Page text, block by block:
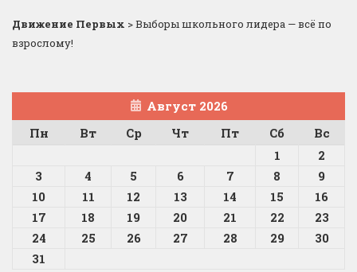
Движение Первых >Выборы школьного лидера — всё по
взрослому!
Август 2026
Пн
Вт Ср Чт Пт Сб
Вс
1
2
3
4 5 6 7 8
9
10
11 12 13 14 15
16
17
18 19 20 21 22
23
24
25 26 27 28 29
30
31